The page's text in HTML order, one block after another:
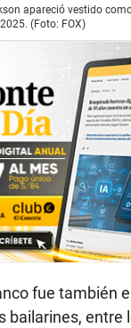
apareció vestido
(Foto: FOX)
fue también
bailarines, entre